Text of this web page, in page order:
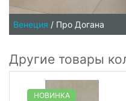
Венеция / Про Догана
Другие товары
НОВИНКА